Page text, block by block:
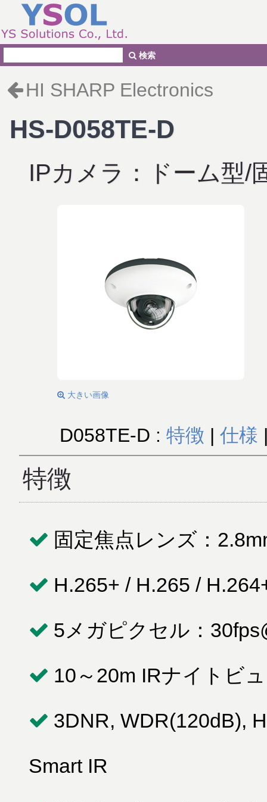
HI SHARP Electronics
HS-D058TE-D
IPカメラ：ドーム型/
大きい画像
D058TE-D : 特徴 | 仕様
特徴
固定焦点レンズ：
H.265+ / H.265 /
5メガピクセル：
10～20m IRナイトビ
3DNR, WDR(120dB),
Smart IR
検索